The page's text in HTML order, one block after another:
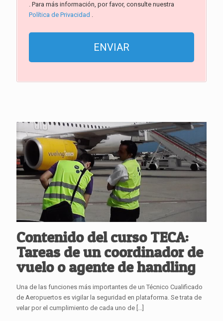
. Para más información, por favor, consulte nuestra
Política de Privacidad .
Contenido del curso TECA:
Tareas de un coordinador de
vuelo o agente de handling
Una de las funciones más importantes de un Técnico Cualificado
de Aeropuertos es vigilar la seguridad en plataforma. Se trata de
velar por el cumplimiento de cada uno de […]